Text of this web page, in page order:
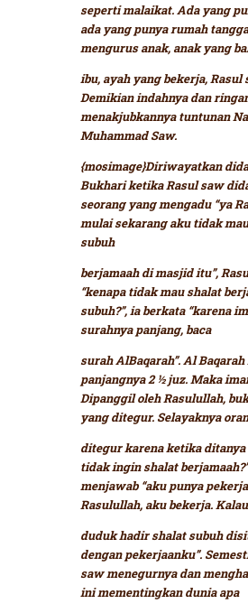
seperti malaikat. Ada yang
ada yang punya rumah
mengurus anak, anak yang
ibu, ayah yang bekerja, Rasul
Demikian indahnya dan
menakjubkannya tuntunan
Muhammad Saw.
{mosimage}Diriwayatkan
Bukhari ketika Rasul saw
seorang yang mengadu “ya
mulai sekarang aku tidak
subuh
berjamaah di masjid itu”,
“kenapa tidak mau shalat
subuh?”,ia berkata “karena
surahnya panjang, baca
surah AlBaqarah”.Al
panjangnya 2 ½ juz. Maka
Dipanggil oleh Rasulullah,
yang ditegur. Selayaknya
ditegur karena ketika ditanya
tidak ingin shalat berjamaah?”
menjawab “aku punya
Rasulullah, aku bekerja.
duduk hadir shalat subuh
dengan pekerjaanku”.
saw menegurnya dan
ini mementingkan dunia apa